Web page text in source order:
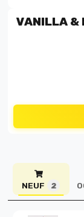
VANILLA &
NEUF 2